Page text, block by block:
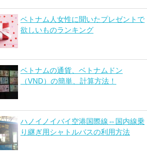
ベトナム人女性に聞いたプレゼントで
欲しいものランキング
ベトナムの通貨、ベトナムドン
（VND）の簡単、計算方法！
ハノイノイバイ空港国際線⇔国内線乗
り継ぎ用シャトルバスの利用方法